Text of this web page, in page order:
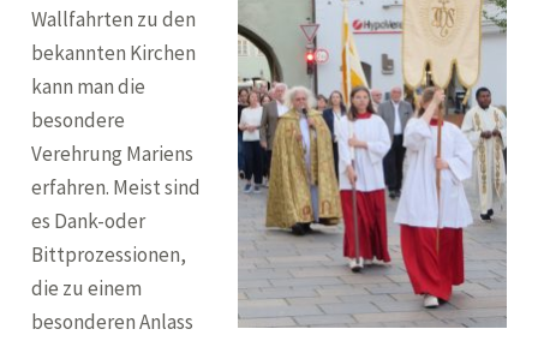
Wallfahrten zu den
bekannten Kirchen
kann man die
besondere
Verehrung Mariens
erfahren. Meist sind
es Dank-oder
Bittprozessionen,
die zu einem
besonderen Anlass